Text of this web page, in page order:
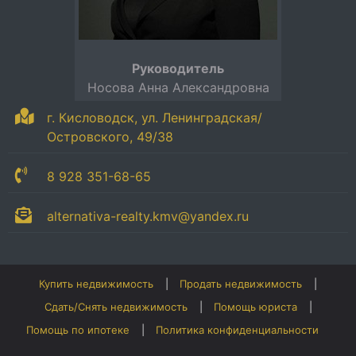
г. Кисловодск, ул. Ленинградская/
Островского, 49/38
8 928 351-68-65
alternativa-realty.kmv@yandex.ru
Руководитель
Носова Анна Александровна
Купить недвижимость
Продать недвижимость
Сдать/Снять недвижимость
Помощь юриста
Помощь по ипотеке
Политика конфиденциальности